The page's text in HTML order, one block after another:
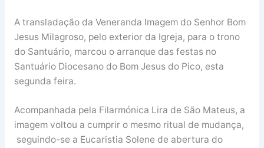
A transladação da Veneranda Imagem do Senhor Bom
Jesus Milagroso, pelo exterior da Igreja, para o trono
do Santuário, marcou o arranque das festas no
Santuário Diocesano do Bom Jesus do Pico, esta
segunda feira.
Acompanhada pela Filarmónica Lira de São Mateus, a
imagem voltou a cumprir o mesmo ritual de mudança,
seguindo-se a Eucaristia Solene de abertura do